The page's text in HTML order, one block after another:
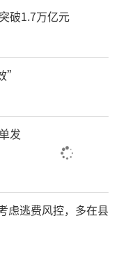
破1.7万亿元
”
发
逃费风控，多在县